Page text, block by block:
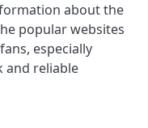
about the
popular websites
especially
and reliable